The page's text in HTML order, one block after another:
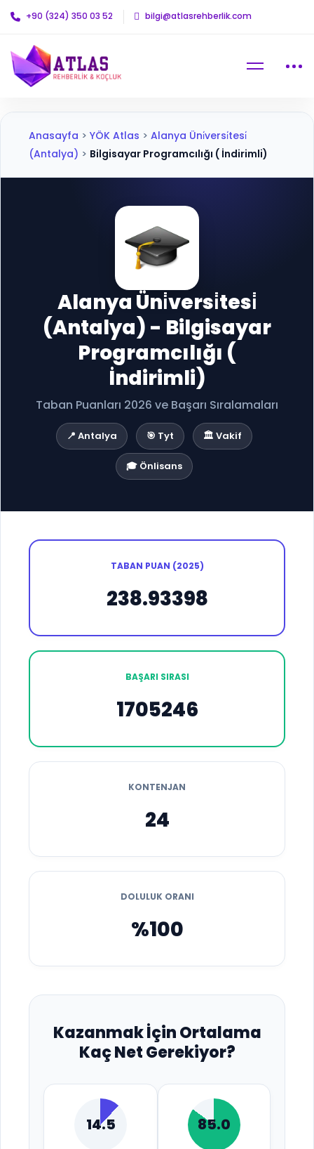
+90 (324) 350 03 52 bilgi@atlasrehberlik.com
Anasayfa > YÖK Atlas > Alanya Üni̇versi̇tesi̇
(Antalya) > Bilgisayar Programcılığı ( İndirimli)
Alanya Üni̇versi̇tesi̇
(Antalya) - Bilgisayar
Programcılığı (
İndirimli)
Taban Puanları 2026 ve Başarı Sıralamaları
📍 Antalya 🎯 Tyt 🏛️ Vakif
🎓 Önlisans
TABAN PUAN (2025)
238.93398
BAŞARI SIRASI
1705246
KONTENJAN
24
DOLULUK ORANI
%100
Kazanmak İçin Ortalama
Kaç Net Gerekiyor?
14.5 85.0